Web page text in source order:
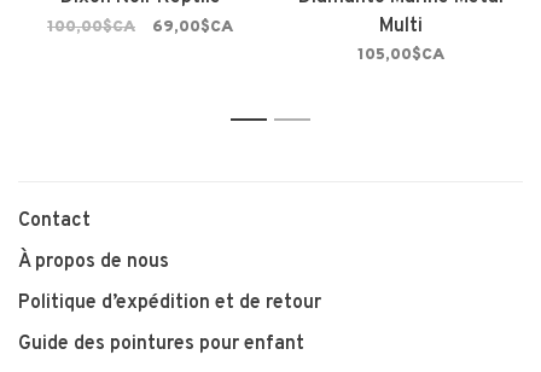
100,00$CA 69,00$CA
Multi
105,00$CA
1 2
Contact
À propos de nous
Politique d’expédition et de retour
Guide des pointures pour enfant